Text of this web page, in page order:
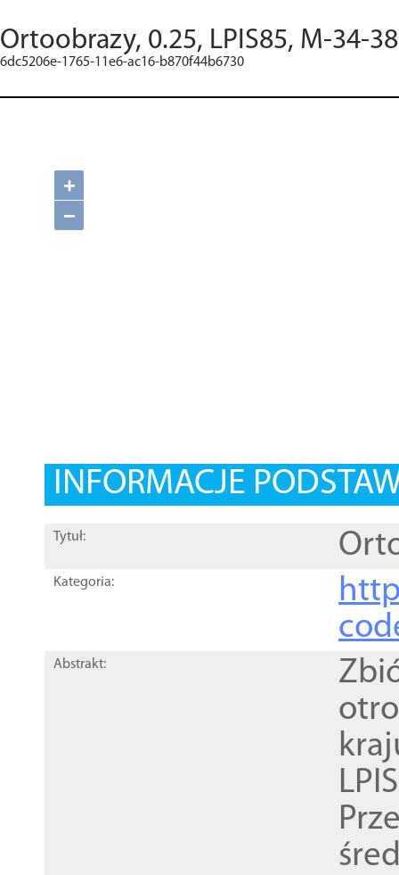
Ortoobrazy, 0.25, LPIS85, M-34-
6dc5206e-1765-11e6-ac16-b870f44b6730
+
−
INFORMACJE
Tytuł:
Kategoria:
Abstrakt: